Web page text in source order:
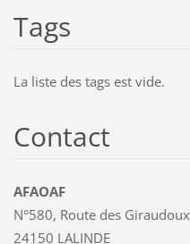
Tags
La liste des tags est vide.
Contact
AFAOAF
N°580, Route des Giraudoux
24150 LALINDE